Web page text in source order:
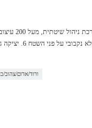
לתיקון, רק
ורוד/אדום/צהוב/